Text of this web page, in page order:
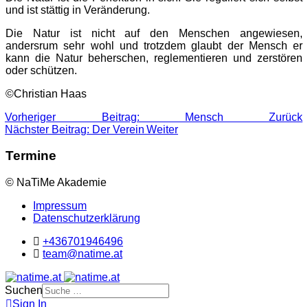
und ist stättig in Veränderung.
Die Natur ist nicht auf den Menschen angewiesen,
andersrum sehr wohl und trotzdem glaubt der Mensch er
kann die Natur beherschen, reglementieren und zerstören
oder schützen.
©Christian Haas
Vorheriger Beitrag: MenschZurück
Nächster Beitrag: Der VereinWeiter
Termine
© NaTiMe Akademie
Impressum
Datenschutzerklärung
+436701946496
team@natime.at
Suchen
Sign In